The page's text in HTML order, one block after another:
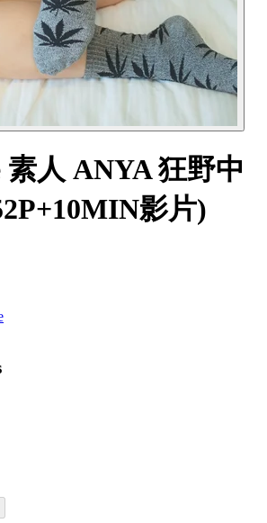
素人 ANYA 狂野中
影片)